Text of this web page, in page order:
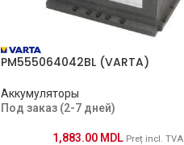
PM555064042BL (VARTA)
Аккумуляторы
Под заказ (2-7 дней)
1,883.00 MDL Preț incl. TVA